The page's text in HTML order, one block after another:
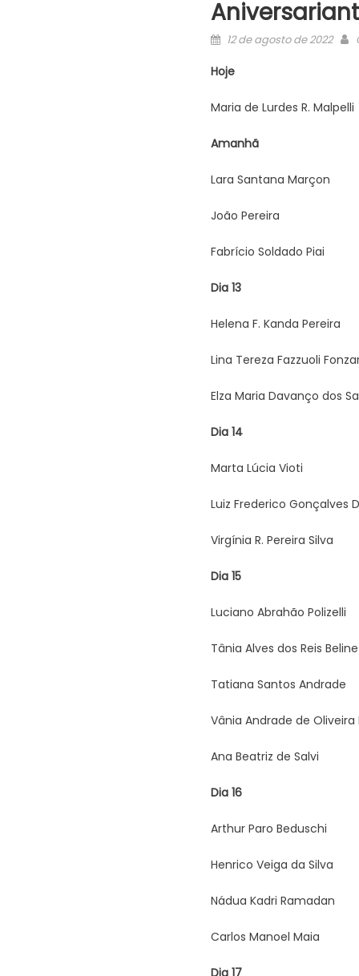
Posted
12 de agosto de 2022
Hoje
Maria de Lurdes R. Malpelli
Amanhã
Lara Santana Marçon
João Pereira
Fabrício Soldado Piai
Dia 13
Helena F. Kanda Pereira
Lina Tereza Fazzuoli
Elza Maria Davanço dos
Dia 14
Marta Lúcia Vioti
Luiz Frederico Gonçalves
Virgínia R. Pereira Silva
Dia 15
Luciano Abrahão Polizelli
Tânia Alves dos Reis Beline
Tatiana Santos Andrade
Vânia Andrade de Oliveira
Ana Beatriz de Salvi
Dia 16
Arthur Paro Beduschi
Henrico Veiga da Silva
Nádua Kadri Ramadan
Carlos Manoel Maia
Dia 17